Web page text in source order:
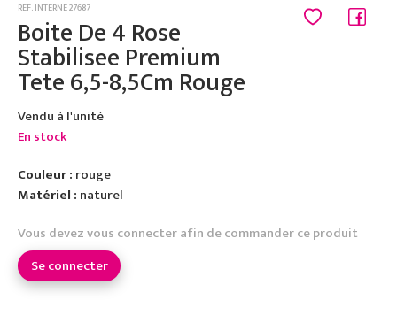
RÉF. INTERNE 27687
Boite De 4 Rose
Stabilisee Premium
Tete 6,5-8,5Cm Rouge
Vendu à l'unité
En stock
Couleur : rouge
Matériel : naturel
Vous devez vous connecter afin de commander ce produit
Se connecter